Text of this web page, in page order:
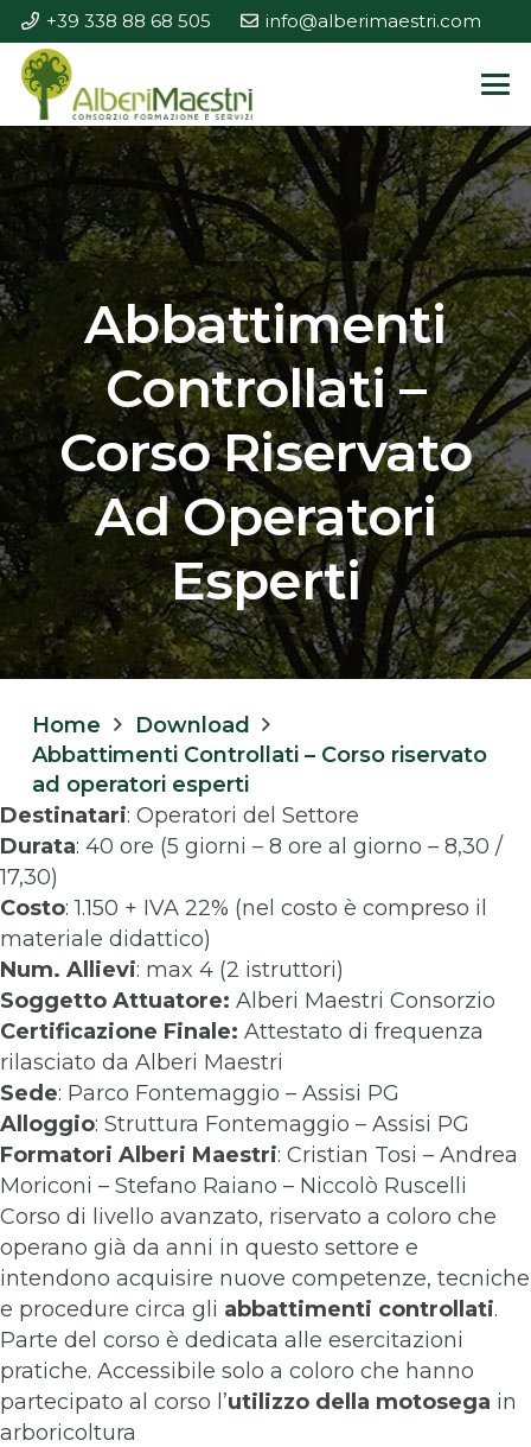
+39 338 88 68 505 info@alberimaestri.com
Abbattimenti
Controllati –
Corso Riservato
Ad Operatori
Esperti
Home
Download
Abbattimenti Controllati – Corso riservato
ad operatori esperti
Destinatari: Operatori del Settore
Durata: 40 ore (5 giorni – 8 ore al giorno – 8,30 /
17,30)
Costo: 1.150 + IVA 22% (nel costo è compreso il
materiale didattico)
Num. Allievi: max 4 (2 istruttori)
Soggetto Attuatore: Alberi Maestri Consorzio
Certificazione Finale: Attestato di frequenza
rilasciato da Alberi Maestri
Sede: Parco Fontemaggio – Assisi PG
Alloggio: Struttura Fontemaggio – Assisi PG
Formatori Alberi Maestri: Cristian Tosi – Andrea
Moriconi – Stefano Raiano – Niccolò Ruscelli
Corso di livello avanzato, riservato a coloro che
operano già da anni in questo settore e
intendono acquisire nuove competenze, tecniche
e procedure circa gli abbattimenti controllati.
Parte del corso è dedicata alle esercitazioni
pratiche. Accessibile solo a coloro che hanno
partecipato al corso l’utilizzo della motosega in
arboricoltura